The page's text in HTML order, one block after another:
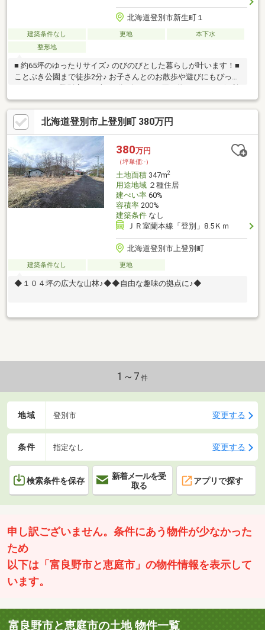
北海道登別市新生町１
建築条件なし 更地
本下水
整形地
■ 約65坪のゆったりサイズ♪ のびのびとした暮らしが叶います！■
ことぶき公園まで徒歩2分♪ お子さんとのお散歩や遊びにもぴった
です！■ 建築条件なし♪ お気に入りのハウスメーカーで自由に家
づくりOK！■ 静かな住宅街で落ち着いた環境♪ リラックスできる
暮らしに◎■ 前面道路も広めで安心♪ 車の出入りや駐車もスムー
ズです！■ 小学校・中学校も徒歩圏内♪ 通学も安心の距離感がう
れしい♪■ 公共施設や病院も近くて安心♪ 万が一のときも心強い立
地！■ 整形地で設計しやすい形状♪ マイホームの間取り自由自
在！
北海道登別市上登別町 380万円
380万円
（坪単価:-）
土地面積347m2
用途地域２種住居
建ぺい率60%
容積率200%
建築条件なし
ＪＲ室蘭本線「登別」8.5Ｋｍ
北海道登別市上登別町
建築条件なし 更地
◆１０４坪の広大な山林♪◆◆自由な趣味の拠点に♪◆
1～7 件
地域 登別市 変更する
条件 指定なし 変更する
検索条件を保存
新着メールを受
取る
アプリで探す
申し訳ございません。条件にあう物件が少なかった
ため
以下は「富良野市と恵庭市」の物件情報を表示して
います。
富良野市と恵庭市の土地 物件一覧